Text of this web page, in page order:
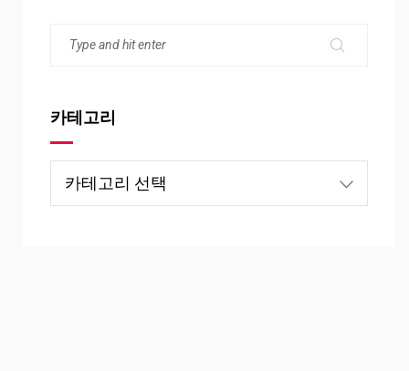
카테고리
고